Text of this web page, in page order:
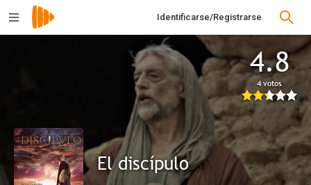
Identificarse/Registrarse
4.8
4 votos
El discípulo